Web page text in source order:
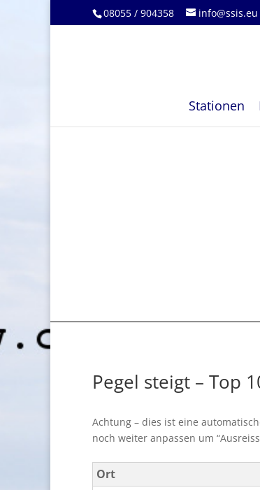
08055 / 904358 info@ssis.eu
Stationen
Pegel steigt – Top
Achtung – dies ist eine
noch weiter anpassen um
Ort